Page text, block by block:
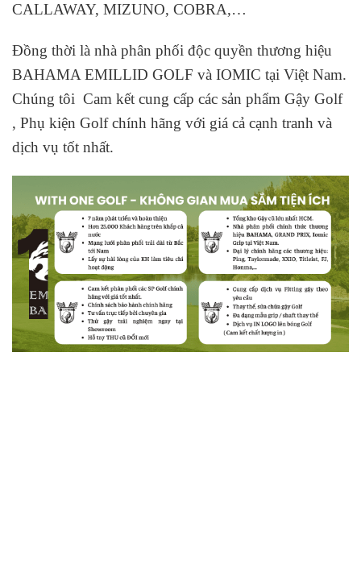
CALLAWAY, MIZUNO, COBRA,…
Đồng thời là nhà phân phối độc quyền thương hiệu
BAHAMA EMILLID GOLF và IOMIC tại Việt Nam.
Chúng tôi Cam kết cung cấp các sản phẩm Gậy Golf
, Phụ kiện Golf chính hãng với giá cả cạnh tranh và
dịch vụ tốt nhất.